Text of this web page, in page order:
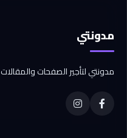
مدونتي
مدونتي لتأجير الصفحات والمقالات